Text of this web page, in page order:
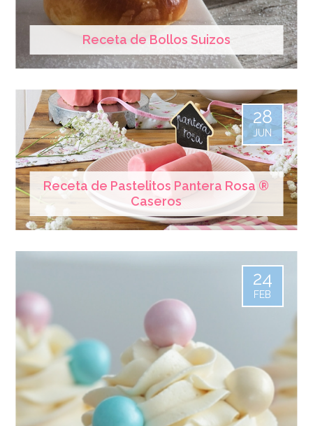
Receta de Bollos Suizos
Receta de Pastelitos Pantera Rosa ®
Caseros
28
JUN
24
FEB